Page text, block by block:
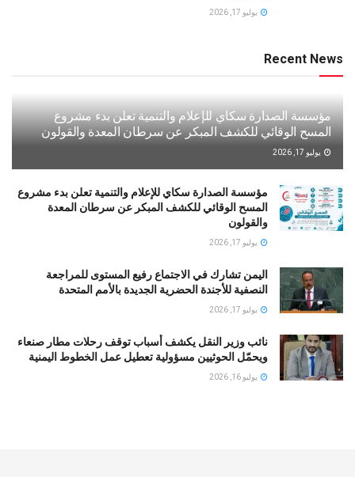
يوليو 17, 2026
Recent News
مؤسسة الصدارة سكاي للإعلام والتنمية تعلن بدء مشروع
المسح الوقائي للكشف المبكر عن سرطان المعدة والقولون
يوليو 17, 2026
مؤسسة الصدارة سكاي للإعلام والتنمية تعلن بدء مشروع
المسح الوقائي للكشف المبكر عن سرطان المعدة
والقولون
يوليو 17, 2026
اليمن تشارك في الاجتماع رفيع المستوى للمراجعة
النصفية للأجندة الحضرية الجديدة بالأمم المتحدة
يوليو 17, 2026
نائب وزير النقل يكشف أسباب توقف رحلات مطار صنعاء
ويحمّل الحوثيين مسؤولية تعطيل عمل الخطوط اليمنية
يوليو 16, 2026